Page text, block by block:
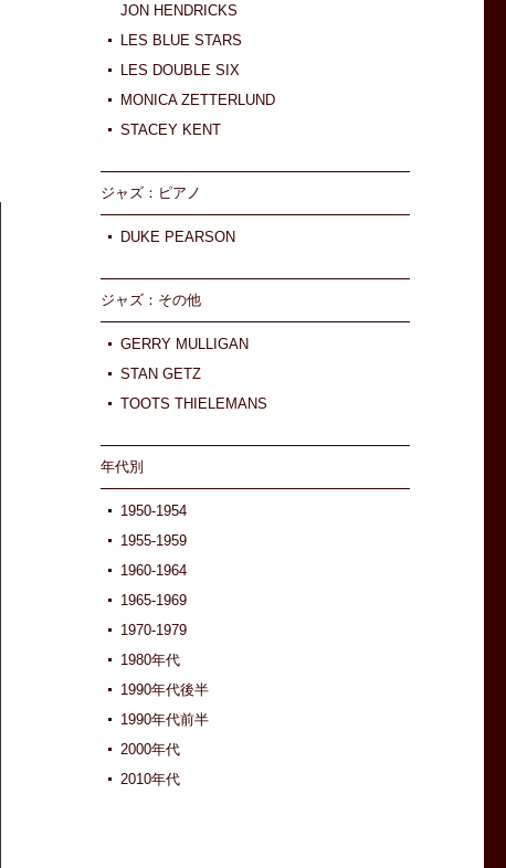
JON HENDRICKS
LES BLUE STARS
LES DOUBLE SIX
MONICA ZETTERLUND
STACEY KENT
ジャズ：ピアノ
DUKE PEARSON
ジャズ：その他
GERRY MULLIGAN
STAN GETZ
TOOTS THIELEMANS
年代別
1950-1954
1955-1959
1960-1964
1965-1969
1970-1979
1980年代
1990年代後半
1990年代前半
2000年代
2010年代